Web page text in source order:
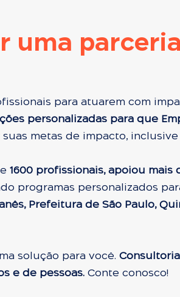
uma
para atuarem com
personalizadas para que
metas de impacto, inclusive
e 1600 profissionais, apoiou mais
programas personalizados
Prefeitura de São Paulo,
solução para você.
e de pessoas. Conte conosco!